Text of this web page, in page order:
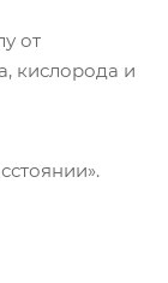
от
кислорода и